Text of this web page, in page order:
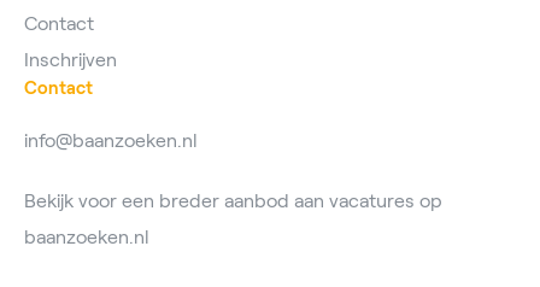
Contact
Inschrijven
Contact
info@baanzoeken.nl
Bekijk voor een breder aanbod aan vacatures op
baanzoeken.nl